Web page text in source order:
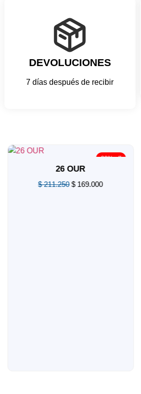
DEVOLUCIONES
7 días después de recibir
20% off
26 OUR
211.250 $169.000